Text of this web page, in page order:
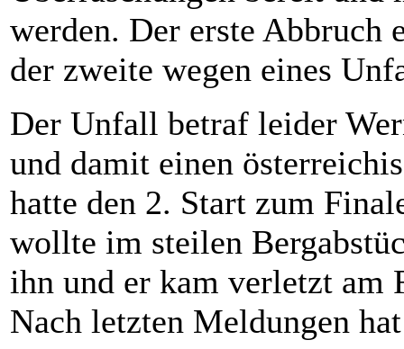
werden. Der erste Abbruch
der zweite wegen eines
Der Unfall betraf leider
und damit einen
hatte den 2. Start zum
wollte im steilen
ihn und er kam verletzt am
Nach letzten Meldungen